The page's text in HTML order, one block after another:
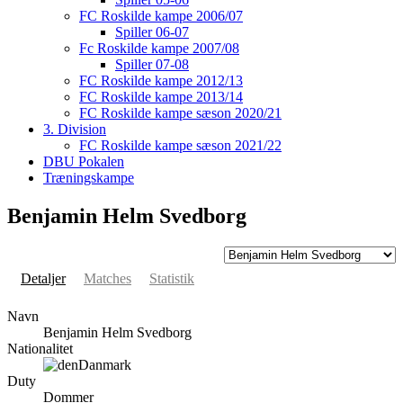
FC Roskilde kampe 2006/07
Spiller 06-07
Fc Roskilde kampe 2007/08
Spiller 07-08
FC Roskilde kampe 2012/13
FC Roskilde kampe 2013/14
FC Roskilde kampe sæson 2020/21
3. Division
FC Roskilde kampe sæson 2021/22
DBU Pokalen
Træningskampe
Benjamin Helm Svedborg
Detaljer Matches Statistik
Navn
Benjamin Helm Svedborg
Nationalitet
Danmark
Duty
Dommer